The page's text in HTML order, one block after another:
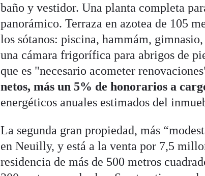
baño y vestidor. Una planta completa
panorámico. Terraza en azotea de 105
los sótanos: piscina, hammám,
una cámara frigorífica para abrigos de
que es "necesario acometer
netos, más un 5% de honorarios a
energéticos anuales estimados del
La segunda gran propiedad, más
en Neuilly, y está a la venta por 7,5
residencia de más de 500 metros